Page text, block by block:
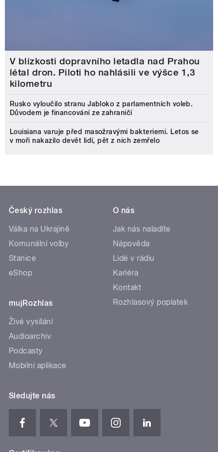
V blízkosti dopravního letadla nad Prahou
létal dron. Piloti ho nahlásili ve výšce 1,3
kilometru
Rusko vyloučilo stranu Jabloko z parlamentních voleb.
Důvodem je financování ze zahraničí
Louisiana varuje před masožravými bakteriemi. Letos se
v moři nakazilo devět lidí, pět z nich zemřelo
Český rozhlas
Válka na Ukrajině
Komunální volby
Stanice
eShop
mujRozhlas
Živé vysílání
Audioarchiv
Podcasty
Mobilní aplikace
O nás
Jak nás naladíte
Nápověda
Lidé v rádiu
Kariéra
Kontakt
Rozhlasový poplatek
Sledujte nás